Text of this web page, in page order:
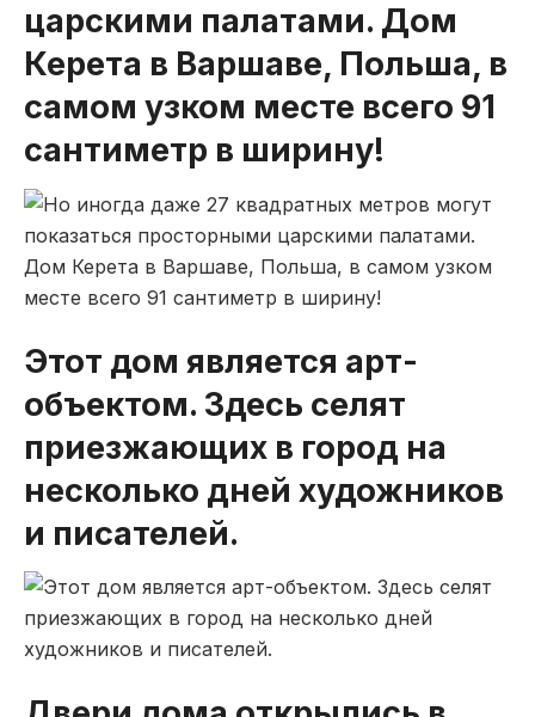
царскими палатами. Дом
Керета в Варшаве, Польша, в
самом узком месте всего 91
сантиметр в ширину!
Этот дом является арт-
объектом. Здесь селят
приезжающих в город на
несколько дней художников
и писателей.